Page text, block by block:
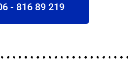
- 816 89 219